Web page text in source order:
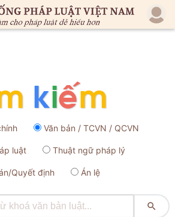
Văn bản / TCVN / QCVN
luật Thuật ngữ pháp lý
Quyết định Án lệ
